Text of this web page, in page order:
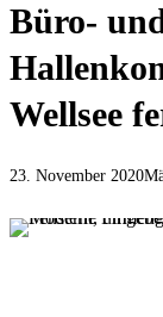
Büro-
Wellsee
23. November 2020